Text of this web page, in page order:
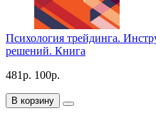
Психология трейдинга.
решений. Книга
481р. 100р.
В корзину